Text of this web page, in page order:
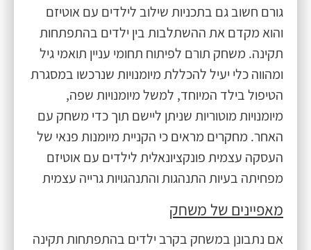
גורם חשוב גם בתכניות שילוב לילדים עם אוטיזם
והוא מקדם את ההשתלבות בין ילדים בהתפתחות
תקינה. משחק תורם לפיתוח תחומי עניין תואמי גיל
ומהווה כלי יעיל להכללת מיומנויות שנרכשו במסגרת
הטיפול בילד המיוחד, למשל מיומנויות שפה,
מיומנויות מוטוריות שניתן ליישם תוך כדי משחק עם
האחר. מחקרים מראים כי הקניית מיומנות פנאי של
העסקה עצמית פונקציונאלית לילדים עם אוטיזם
מפחיתה בעיות התנהגות והתנהגויות גרייה עצמית
מאפיינים של משחק
אם נתבונן במשחק בקרב ילדים בהתפתחות תקינה